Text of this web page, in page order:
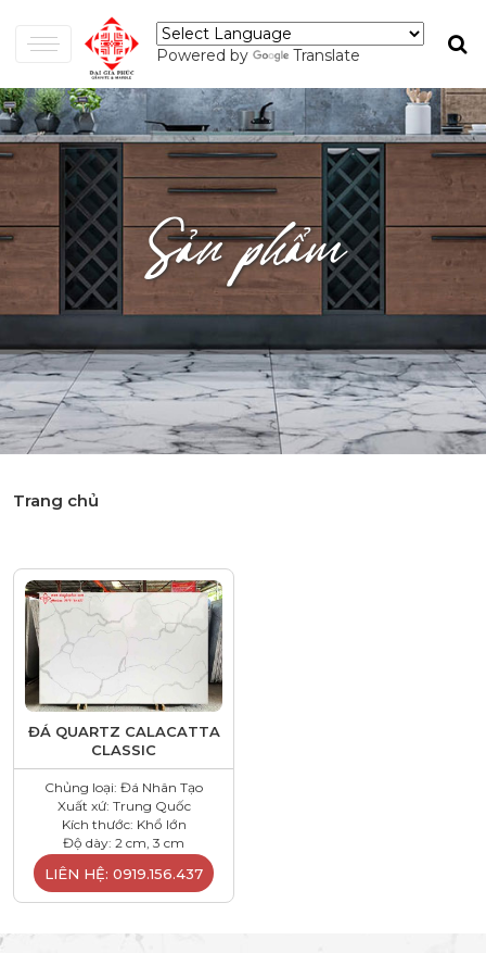
Powered by Translate
Sản phẩm
Trang chủ
ĐÁ QUARTZ CALACATTA
CLASSIC
Chủng loại: Đá Nhân Tạo
Xuất xứ: Trung Quốc
Kích thước: Khổ lớn
Độ dày: 2 cm, 3 cm
LIÊN HỆ: 0919.156.437